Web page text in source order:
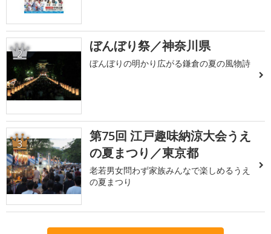
2 ぼんぼり祭／神奈川県
ぼんぼりの明かり広がる鎌倉の夏の風物詩
3
第75回 江戸趣味納涼大会うえ
の夏まつり／東京都
老若男女問わず家族みんなで楽しめるうえ
の夏まつり